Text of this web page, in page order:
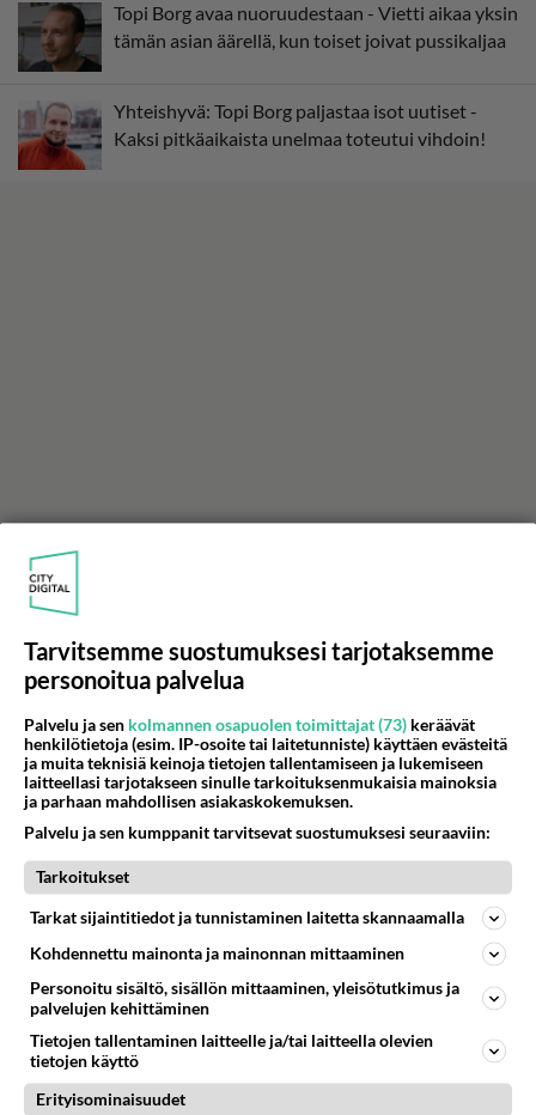
Topi Borg avaa nuoruudestaan - Vietti aikaa yksin
tämän asian äärellä, kun toiset joivat pussikaljaa
Yhteishyvä: Topi Borg paljastaa isot uutiset -
Kaksi pitkäaikaista unelmaa toteutui vihdoin!
LUETUIMMAT
Muistatko? Kädestä suuhun
elävä Satu sai jättimäisen
miljonääriltä
Tiesitkö? Martina Aitolehden
isäpuoli on tämä suosittu
Luetuimmat: Aarne Pelkonen
ja Noora Louhimo vihdoinkin
yhdessä - Tätä moni jo odotti
Danny, 83, teki yllättävän
teon - Missä on 25-vuotias
Helmi Loukasmäki?
Kun yksi kauhallinen ei riitä...
syömättä!
Tarvitsemme suostumuksesi tarjotaksemme
personoitua palvelua
Palvelu ja sen kolmannen osapuolen toimittajat (73) keräävät
henkilötietoja (esim. IP-osoite tai laitetunniste) käyttäen evästeitä
ja muita teknisiä keinoja tietojen tallentamiseen ja lukemiseen
laitteellasi tarjotakseen sinulle tarkoituksenmukaisia mainoksia
ja parhaan mahdollisen asiakaskokemuksen.
Palvelu ja sen kumppanit tarvitsevat suostumuksesi seuraaviin:
Tarkoitukset
Tarkat sijaintitiedot ja tunnistaminen laitetta skannaamalla
Kohdennettu mainonta ja mainonnan mittaaminen
Personoitu sisältö, sisällön mittaaminen, yleisötutkimus ja
palvelujen kehittäminen
Tietojen tallentaminen laitteelle ja/tai laitteella olevien
tietojen käyttö
Erityisominaisuudet